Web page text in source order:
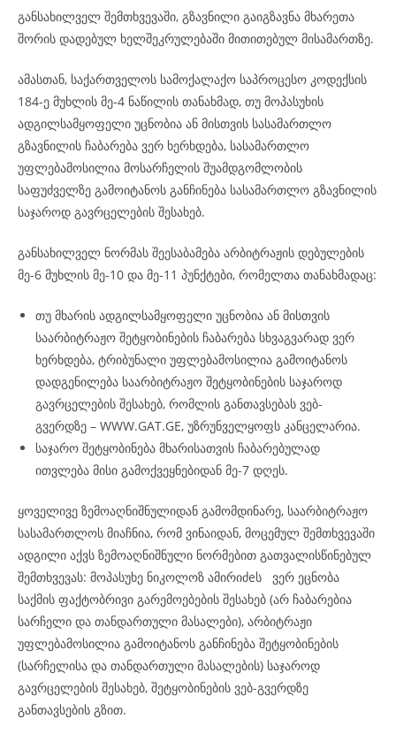
განსახილველ შემთხვევაში, გზავნილი გაიგზავნა მხარეთა
შორის დადებულ ხელშეკრულებაში მითითებულ მისამართზე.
ამასთან, საქართველოს სამოქალაქო საპროცესო კოდექსის
184-ე მუხლის მე-4 ნაწილის თანახმად, თუ მოპასუხის
ადგილსამყოფელი უცნობია ან მისთვის სასამართლო
გზავნილის ჩაბარება ვერ ხერხდება, სასამართლო
უფლებამოსილია მოსარჩელის შუამდგომლობის
საფუძველზე გამოიტანოს განჩინება სასამართლო გზავნილის
საჯაროდ გავრცელების შესახებ.
განსახილველ ნორმას შეესაბამება არბიტრაჟის დებულების
მე-6 მუხლის მე-10 და მე-11 პუნქტები, რომელთა თანახმადაც:
თუ მხარის ადგილსამყოფელი უცნობია ან მისთვის
საარბიტრაჟო შეტყობინების ჩაბარება სხვაგვარად ვერ
ხერხდება, ტრიბუნალი უფლებამოსილია გამოიტანოს
დადგენილება საარბიტრაჟო შეტყობინების საჯაროდ
გავრცელების შესახებ, რომლის განთავსებას ვებ-
გვერდზე – WWW.GAT.GE, უზრუნველყოფს კანცელარია.
საჯარო შეტყობინება მხარისათვის ჩაბარებულად
ითვლება მისი გამოქვეყნებიდან მე-7 დღეს.
ყოველივე ზემოაღნიშნულიდან გამომდინარე, საარბიტრაჟო
სასამართლოს მიაჩნია, რომ ვინაიდან, მოცემულ შემთხვევაში
ადგილი აქვს ზემოაღნიშნული ნორმებით გათვალისწინებულ
შემთხვევას: მოპასუხე ნიკოლოზ ამირიძeს ვერ ეცნობა
საქმის ფაქტობრივი გარემოებების შესახებ (არ ჩაბარებია
სარჩელი და თანდართული მასალები), არბიტრაჟი
უფლებამოსილია გამოიტანოს განჩინება შეტყობინების
(სარჩელისა და თანდართული მასალების) საჯაროდ
გავრცელების შესახებ, შეტყობინების ვებ-გვერდზე
განთავსების გზით.